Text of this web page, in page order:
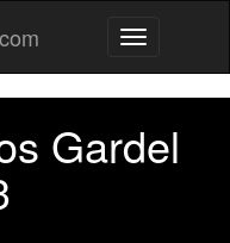
Toggle
Gardel